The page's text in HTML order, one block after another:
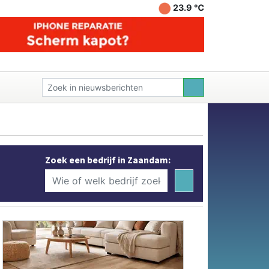
23.9 ℃
Zoek een bedrijf in Zaandam: